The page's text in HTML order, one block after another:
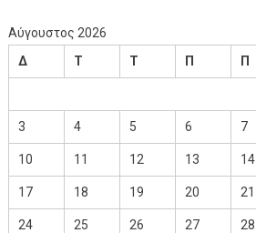
Αύγουστος 2026
Δ
Τ Τ Π Π
3 4 5 6 7
10 11 12 13 14
17 18 19 20 21
24 25 26 27 28